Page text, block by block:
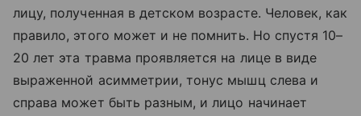
лицу, полученная в детском возрасте. Человек, как
правило, этого может и не помнить. Но спустя 10–
20 лет эта травма проявляется на лице в виде
выраженной асимметрии, тонус мышц слева и
справа может быть разным, и лицо начинает